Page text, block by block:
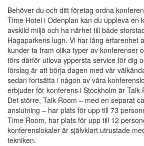
Behöver du och ditt företag ordna
Time Hotel i Odenplan kan du uppleva en
avskild miljö och ha närhet till både
Hagaparkens lugn. Vi har lång erfarenhet
kunder ta fram olika typer av konferenser
törs därför utlova yppersta service för dig
förslag är att börja dagen med vår
sedan fortsätta i någon av våra
erbjuder för konferens i Stockholm är Talk
Det större, Talk Room – med en separat
anslutning – har plats för upp till 73
Time Room, har plats för upp till 12
konferenslokaler är självklart utrustade
tekniken.